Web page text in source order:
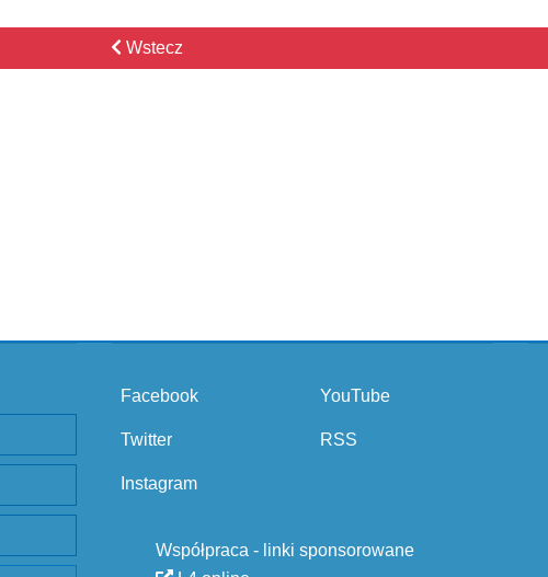
Wstecz
Facebook
Twitter
Instagram
YouTube
RSS
Współpraca - linki sponsorowane